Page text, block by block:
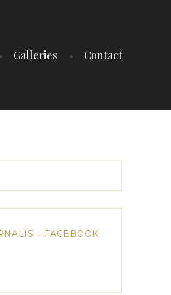
Galleries Contact
– FACEBOOK